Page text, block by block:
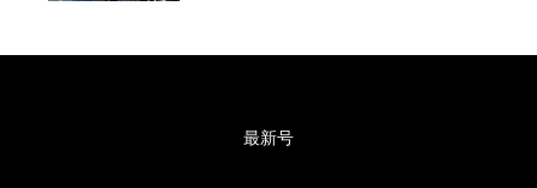
最新号